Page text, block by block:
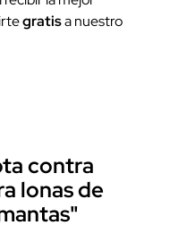
gratisa nuestro
contra
lonas de